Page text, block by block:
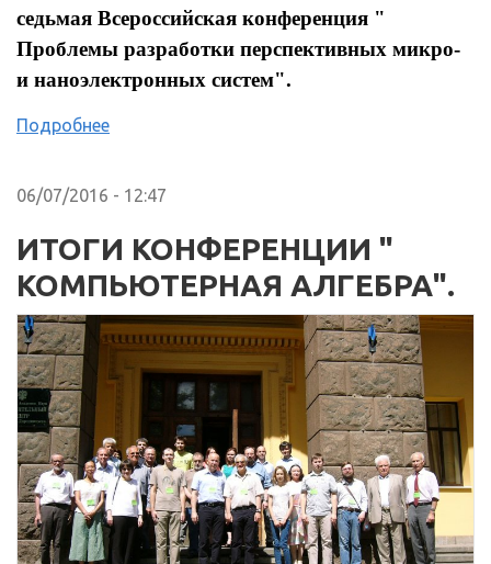
седьмая Всероссийская конференция "
Проблемы разработки перспективных микро-
и наноэлектронных систем".
Подробнее
06/07/2016 - 12:47
ИТОГИ КОНФЕРЕНЦИИ "
КОМПЬЮТЕРНАЯ АЛГЕБРА".